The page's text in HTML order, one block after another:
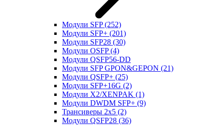
Модули SFP(252)
Модули SFP+ (201)
Модули SFP28 (30)
Модули OSFP(4)
Модули QSFP56-DD
Модули SFP GPON&GEPON (21)
Модули QSFP+ (25)
Модули SFP+16G (2)
Модули X2/XENPAK (1)
Модули DWDM SFP+ (9)
Трансиверы 2x5 (2)
Модули QSFP28 (36)